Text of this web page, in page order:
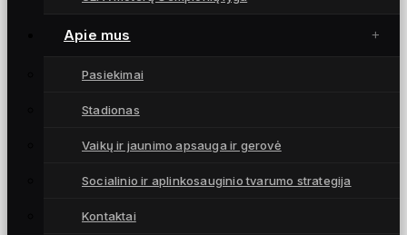
Apie mus
Pasiekimai
Stadionas
Vaikų ir jaunimo apsauga ir gerovė
Socialinio ir aplinkosauginio tvarumo strategija
Kontaktai
+3708733129.
Atsižvelgiant į pranešimą, vadovaujantis rasinės lygybės
Moterų futbolo klubas „Gintra“ – daugkartinės
Lietuvai UEFA moterų Čempionių lygoje.